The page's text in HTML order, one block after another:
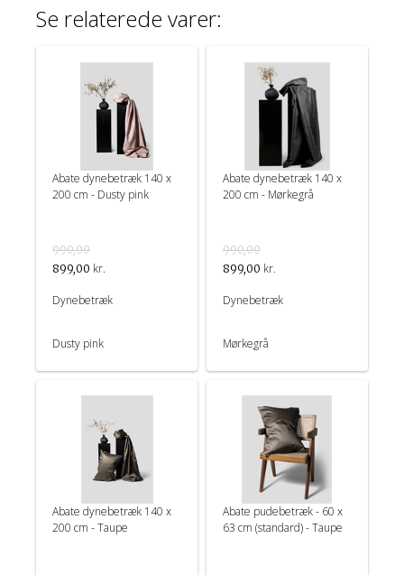
Se relaterede varer:
Abate dynebetræk 140 x
200 cm - Dusty pink
990,00
899,00 kr.
Dynebetræk
Dusty pink
Abate dynebetræk 140 x
200 cm - Mørkegrå
990,00
899,00 kr.
Dynebetræk
Mørkegrå
Abate dynebetræk 140 x
200 cm - Taupe
Abate pudebetræk - 60 x
63 cm (standard) - Taupe